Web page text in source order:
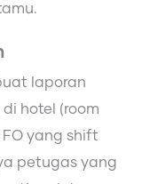
laporan
hotel (room
yang shift
petugas yang